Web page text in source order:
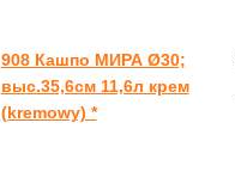
908 Кашпо МИРА Ø30;
выс.35,6см 11,6л крем
(kremowy) *